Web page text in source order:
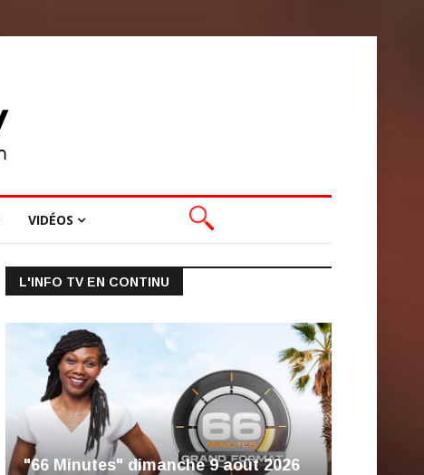
VIDÉOS
L'INFO TV EN CONTINU
"66 Minutes" dimanche 9 août 2026